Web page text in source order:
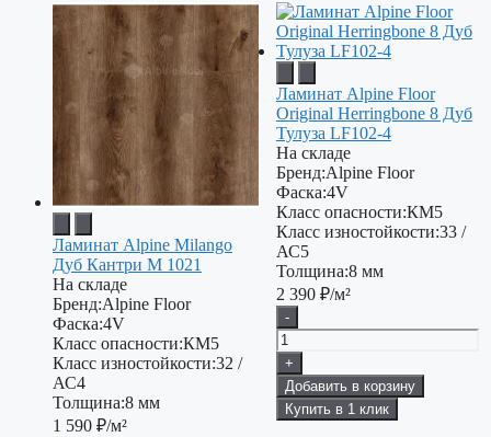
Ламинат Alpine Milango
Дуб Кантри М 1021
На складе
Бренд:Alpine Floor
Фаска:4V
Класс опасности:КМ5
Класс изностойкости:32 /
АС4
Толщина:8 мм
1 590 ₽/м²
Ламинат Alpine Floor
Original Herringbone 8 Дуб
Тулуза LF102-4
На складе
Бренд:Alpine Floor
Фаска:4V
Класс опасности:КМ5
Класс изностойкости:33 /
АС5
Толщина:8 мм
2 390 ₽/м²
-
+
Добавить в корзину
Купить в 1 клик